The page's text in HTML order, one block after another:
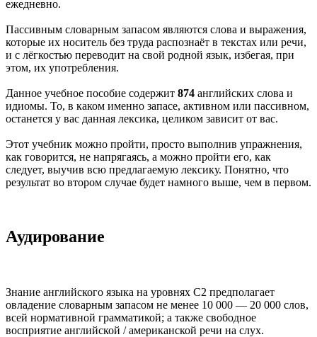
ежедневно.
Пассивным словарным запасом являются слова и выражения,
которые их носитель без труда распознаёт в текстах или речи,
и с лёгкостью переводит на свой родной язык, избегая, при
этом, их употребления.
Данное учебное пособие содержит 874 английских слова и
идиомы. То, в каком именно запасе, активном или пассивном,
останется у вас данная лексика, целиком зависит от вас.
Этот учебник можно пройти, просто выполнив упражнения,
как говорится, не напрягаясь, а можно пройти его, как
следует, выучив всю предлагаемую лексику. Понятно, что
результат во втором случае будет намного выше, чем в первом.
Аудирование
Знание английского языка на уровнях С2 предполагает
овладение словарным запасом не менее 10 000 — 20 000 слов,
всей нормативной грамматикой; а также свободное
восприятие английской / американской речи на слух.